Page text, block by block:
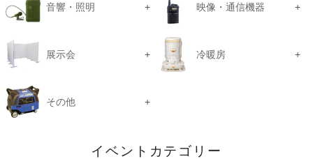
音響・照明 映像・通信機器
展示会 冷暖房
その他
イベントカテゴリー